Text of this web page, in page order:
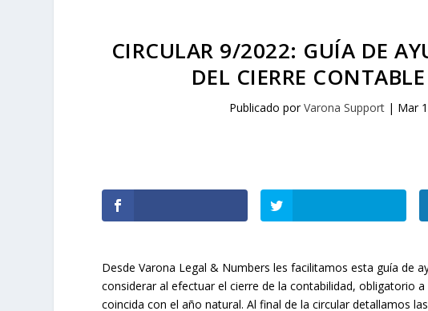
CIRCULAR 9/2022: GUÍA DE
DEL CIERRE
Publicado porVarona Support | Mar
Desde Varona Legal & Numbers les facilitamos esta guía de
considerar al efectuar el cierre de la contabilidad, obligatorio
coincida con el año natural. Al final de la circular detallamos